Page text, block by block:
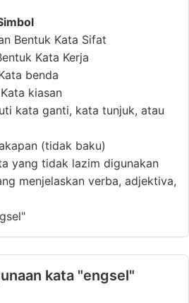
Bentuk Kata Sifat
Kata Kerja
benda
kiasan
kata ganti, kata tunjuk, atau
(tidak baku)
yang tidak lazim digunakan
menjelaskan verba, adjektiva,
kata "engsel"